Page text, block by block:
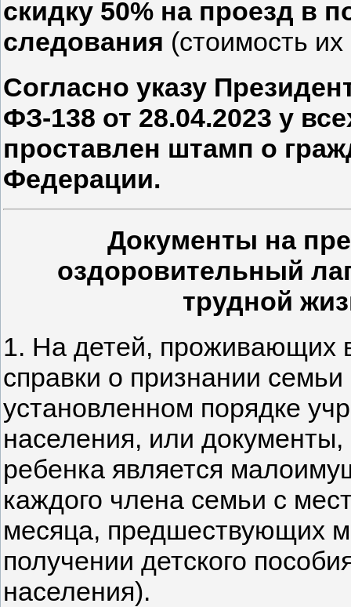
скидку 50% на проезд в
следования (стоимость
Согласно указу
ФЗ-138 от 28.04.2023 у
проставлен штамп о
Федерации.
Документы на
оздоровительный
трудной
1. На детей, проживающих
справки о признании
установленном порядке
населения, или
ребенка является
каждого члена семьи с
месяца, предшествующих
получении детского
населения).